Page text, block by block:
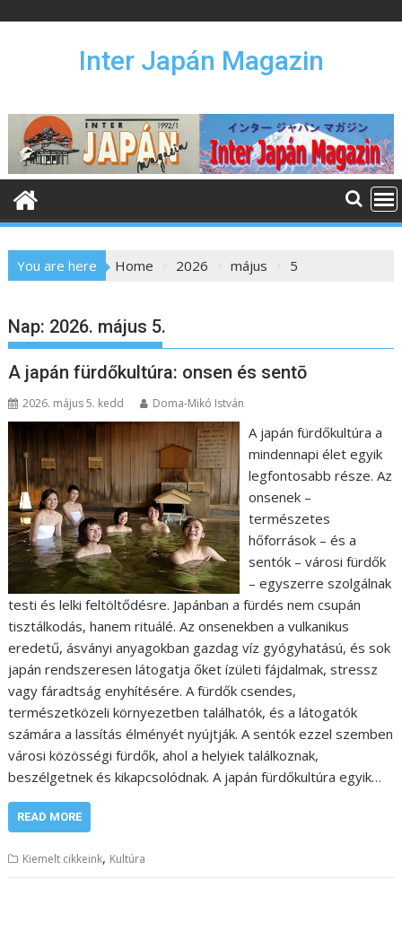
n
e
Inter Japán Magazin
You are here Home 2026 május 5
Nap: 2026. május 5.
A japán fürdőkultúra: onsen és sentō
2026. május 5. kedd Doma-Mikó István
A japán fürdőkultúra a
mindennapi élet egyik
legfontosabb része. Az
onsenek –
természetes
hőforrások – és a
sentók – városi fürdők
– egyszerre szolgálnak
testi és lelki feltöltődésre. Japánban a fürdés nem csupán
tisztálkodás, hanem rituálé. Az onsenekben a vulkanikus
eredetű, ásványi anyagokban gazdag víz gyógyhatású, és sok
japán rendszeresen látogatja őket ízületi fájdalmak, stressz
vagy fáradtság enyhítésére. A fürdők csendes,
természetközeli környezetben találhatók, és a látogatók
számára a lassítás élményét nyújtják. A sentók ezzel szemben
városi közösségi fürdők, ahol a helyiek találkoznak,
beszélgetnek és kikapcsolódnak. A japán fürdőkultúra egyik…
READ MORE
Kiemelt cikkeink, Kultúra